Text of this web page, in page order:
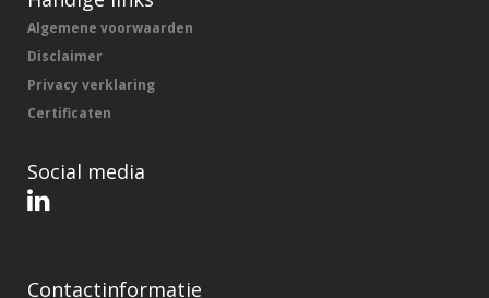
Algemene voorwaarden
Disclaimer
Privacy verklaring
Certificaten
Social media
Contactinformatie